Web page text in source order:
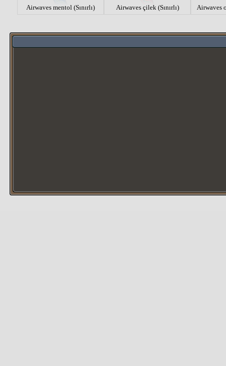
Airwaves mentol (Sınırlı) Airwaves çilek (Sınırlı) Airwaves